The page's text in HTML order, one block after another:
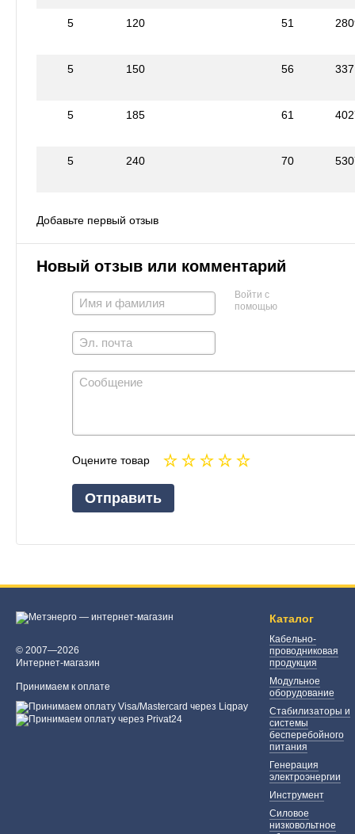
5 120 51
5 150 56
5 185 61
5 240 70
Добавьте первый отзыв
Новый отзыв или комментарий
Войти с
помощью
Оцените товар
Отправить
© 2007—2026
Интернет-магазин
Принимаем к оплате
Каталог
Кабельно-
проводниковая
продукция
Модульное
оборудование
Стабилизаторы и
системы
бесперебойного
питания
Генерация
электроэнергии
Инструмент
Силовое
низковольтное